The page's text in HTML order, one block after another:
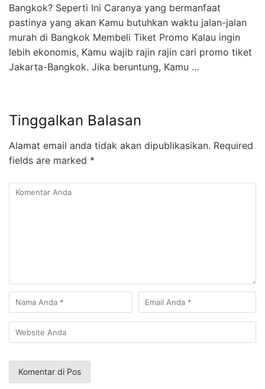
Bangkok? Seperti Ini Caranya yang bermanfaat
pastinya yang akan Kamu butuhkan waktu jalan-jalan
murah di Bangkok Membeli Tiket Promo Kalau ingin
lebih ekonomis, Kamu wajib rajin rajin cari promo tiket
Jakarta-Bangkok. Jika beruntung, Kamu …
Tinggalkan Balasan
Alamat email anda tidak akan dipublikasikan. Required
fields are marked *